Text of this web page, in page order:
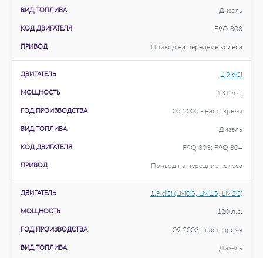
ВИД ТОПЛИВА Дизель
КОД ДВИГАТЕЛЯ F9Q 808
ПРИВОД Привод на передние колеса
ДВИГАТЕЛЬ 1.9 dCi
МОЩНОСТЬ 131 л.с.
ГОД ПРОИЗВОДСТВА 05.2005 - наст. время
ВИД ТОПЛИВА Дизель
КОД ДВИГАТЕЛЯ F9Q 803; F9Q 804
ПРИВОД Привод на передние колеса
ДВИГАТЕЛЬ 1.9 dCi (LM0G, LM1G, LM2C)
МОЩНОСТЬ 120 л.с.
ГОД ПРОИЗВОДСТВА 09.2003 - наст. время
ВИД ТОПЛИВА Дизель